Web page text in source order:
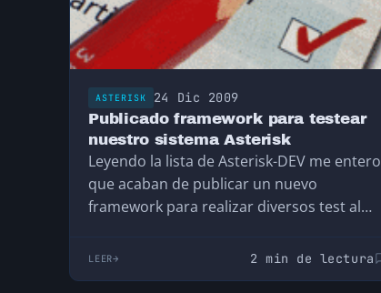
ASTERISK 24 Dic 2009
Publicado framework para testear
nuestro sistema Asterisk
Leyendo la lista de Asterisk-DEV me entero
que acaban de publicar un nuevo
framework para realizar diversos test al
LEER 2 min de lectura